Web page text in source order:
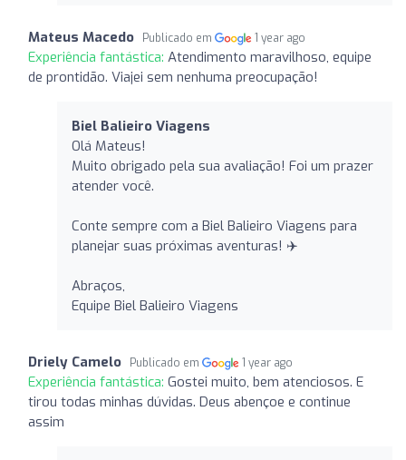
Mateus Macedo Publicado em 1 year ago
Experiência fantástica: Atendimento maravilhoso, equipe
de prontidão. Viajei sem nenhuma preocupação!
Biel Balieiro Viagens
Olá Mateus!
Muito obrigado pela sua avaliação! Foi um prazer
atender você.
Conte sempre com a Biel Balieiro Viagens para
planejar suas próximas aventuras! ✈️
Abraços,
Equipe Biel Balieiro Viagens
Driely Camelo Publicado em 1 year ago
Experiência fantástica: Gostei muito, bem atenciosos. E
tirou todas minhas dúvidas. Deus abençoe e continue
assim